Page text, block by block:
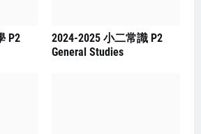
P2
2024-2025 小二常識 P2
General Studies